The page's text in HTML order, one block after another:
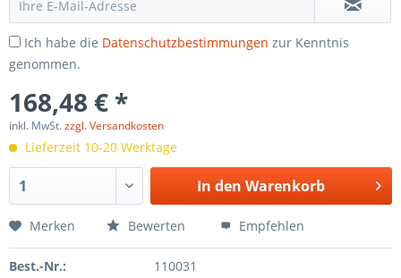
Ich habe die Datenschutzbestimmungen zur Kenntnis
genommen.
168,48 € *
inkl. MwSt.zzgl. Versandkosten
Lieferzeit 10-20 Werktage
In den Warenkorb
Merken Bewerten Empfehlen
Best.-Nr.:
110031